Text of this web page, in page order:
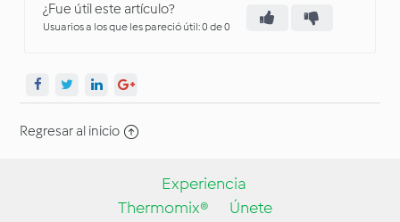
¿Fue útil este artículo?
Usuarios a los que les pareció útil: 0 de 0
Regresar al inicio
Experiencia
Thermomix®
Únete